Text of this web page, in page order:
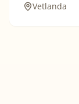
Vetlanda